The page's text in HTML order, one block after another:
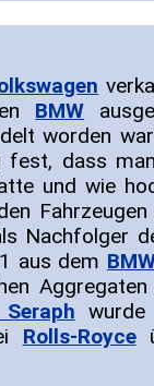
BMW
worden
fest, dass
und wie
Nachfolger
aus dem
Rolls-Royce